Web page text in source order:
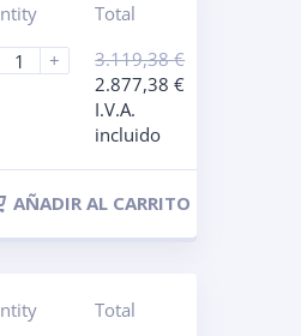
+
Total
3.119,38€
2.877,38€
I.V.A.
incluido
AÑADIR AL CARRITO
Total